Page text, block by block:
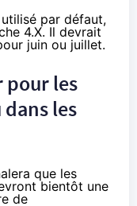
par défaut,
4.X. Il devrait
juin ou juillet.
pour les
les
que les
bientôt une
de